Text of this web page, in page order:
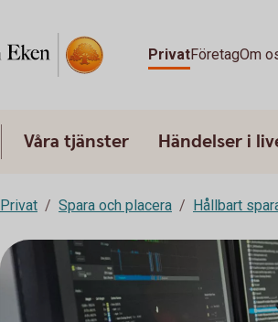
PrivatFöretagOm
Våra tjänster Händelser i
Privat Spara och placera Hållbart